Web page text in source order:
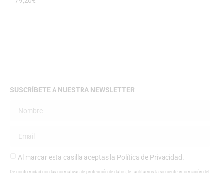
SUSCRÍBETE A NUESTRA NEWSLETTER
Al marcar esta casilla aceptas la Política de Privacidad.
De conformidad con las normativas de protección de datos, le facilitamos la siguiente información del